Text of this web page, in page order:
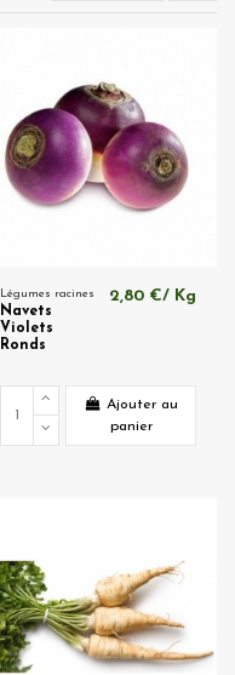
Légumes racines
Navets
Violets
Ronds
2,80 €/ Kg
Ajouter au
panier